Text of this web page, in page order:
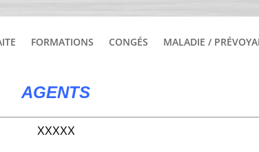
FORMATIONS CONGÉS MALADIE /
AGENTS
XXXXX